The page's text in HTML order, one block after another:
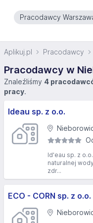
Pracodawcy
Aplikuj.pl Pracodawcy
Pracodawcy w
Znaleźliśmy 4
pracy.
Ideau sp. z o.o.
Id'eau sp. z
naturalnej
zdr...
ECO - CORN sp. z o.o.